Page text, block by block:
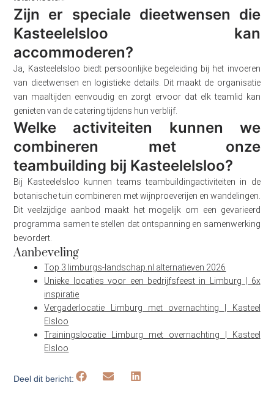
Zijn er speciale dieetwensen die
Kasteelelsloo kan
accommoderen?
Ja, Kasteelelsloo biedt persoonlijke begeleiding bij het invoeren
van dieetwensen en logistieke details. Dit maakt de organisatie
van maaltijden eenvoudig en zorgt ervoor dat elk teamlid kan
genieten van de catering tijdens hun verblijf.
Welke activiteiten kunnen we
combineren met onze
teambuilding bij Kasteelelsloo?
Bij Kasteelelsloo kunnen teams teambuildingactiviteiten in de
botanische tuin combineren met wijnproeverijen en wandelingen.
Dit veelzijdige aanbod maakt het mogelijk om een gevarieerd
programma samen te stellen dat ontspanning en samenwerking
bevordert.
Aanbeveling
Top 3 limburgs-landschap.nl alternatieven 2026
Unieke locaties voor een bedrijfsfeest in Limburg | 6x
inspiratie
Vergaderlocatie Limburg met overnachting | Kasteel
Elsloo
Trainingslocatie Limburg met overnachting | Kasteel
Elsloo
Deel dit bericht: